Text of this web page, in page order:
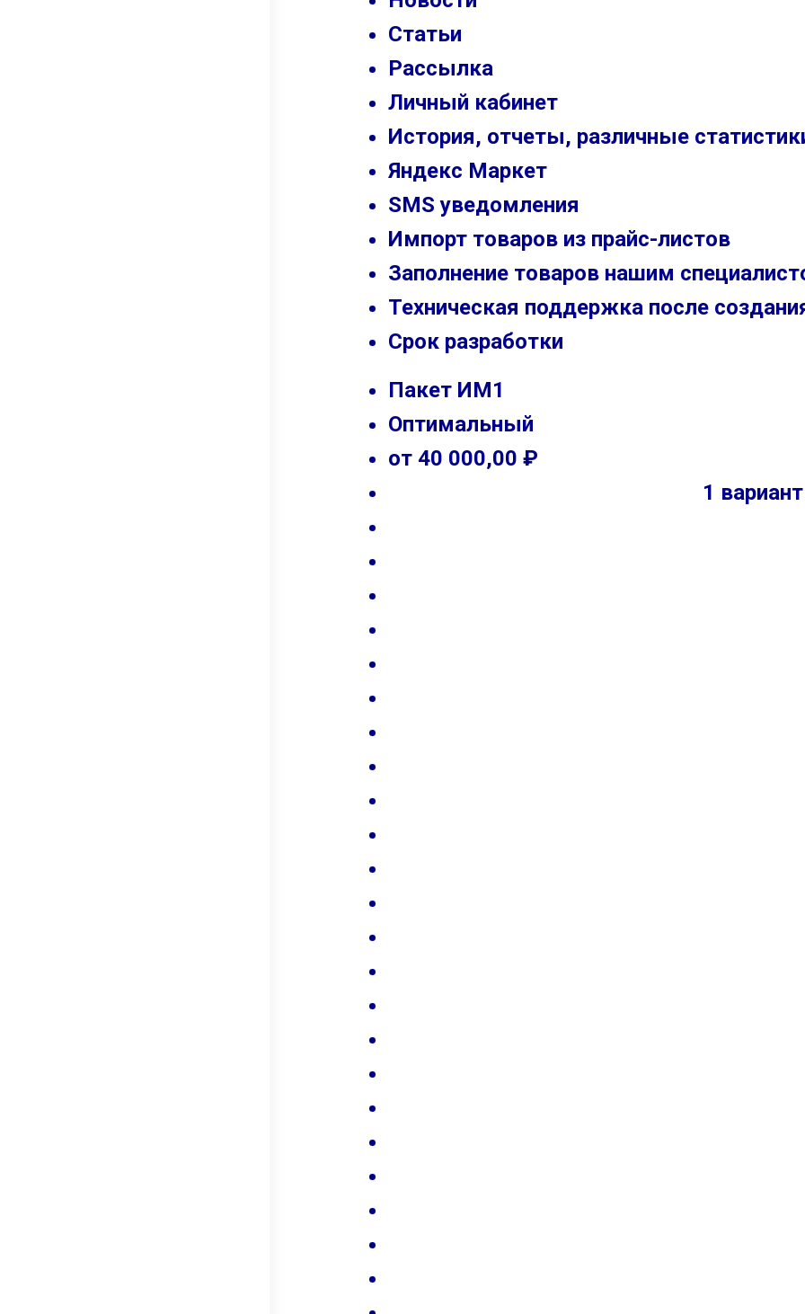
Статьи
Рассылка
Личный кабинет
История, отчеты, различные
Яндекс Маркет
SMS уведомления
Импорт товаров из прайс-листов
Заполнение товаров нашим
Техническая поддержка после
Срок разработки
Пакет ИМ1
Оптимальный
от 40 000,00 ₽
1 вариант